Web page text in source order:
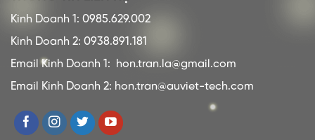
Kinh Doanh 1: 0985.629.002
Kinh Doanh 2: 0938.891.181
Email Kinh Doanh 1:
hon.tran.la@gmail.com
Email Kinh Doanh 2: hon.tran@auviet-tech.com